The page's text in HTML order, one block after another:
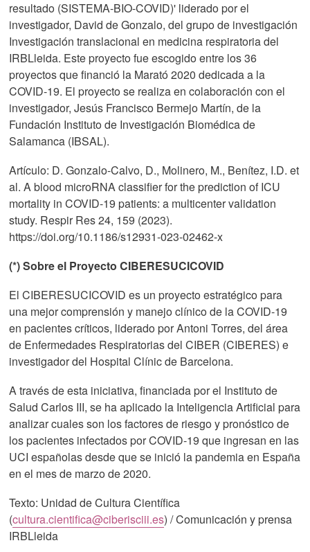
resultado (SISTEMA-BIO-COVID)' liderado por el
investigador, David de Gonzalo, del grupo de investigación
Investigación translacional en medicina respiratoria del
IRBLleida. Este proyecto fue escogido entre los 36
proyectos que financió la Marató 2020 dedicada a la
COVID-19. El proyecto se realiza en colaboración con el
investigador, Jesús Francisco Bermejo Martín, de la
Fundación Instituto de Investigación Biomédica de
Salamanca (IBSAL).
Artículo: D. Gonzalo-Calvo, D., Molinero, M., Benítez, I.D. et
al. A blood microRNA classifier for the prediction of ICU
mortality in COVID-19 patients: a multicenter validation
study. Respir Res 24, 159 (2023).
https://doi.org/10.1186/s12931-023-02462-x
(*) Sobre el Proyecto CIBERESUCICOVID
El CIBERESUCICOVID es un proyecto estratégico para
una mejor comprensión y manejo clínico de la COVID-19
en pacientes críticos, liderado por Antoni Torres, del área
de Enfermedades Respiratorias del CIBER (CIBERES) e
investigador del Hospital Clínic de Barcelona.
A través de esta iniciativa, financiada por el Instituto de
Salud Carlos III, se ha aplicado la Inteligencia Artificial para
analizar cuales son los factores de riesgo y pronóstico de
los pacientes infectados por COVID-19 que ingresan en las
UCI españolas desde que se inició la pandemia en España
en el mes de marzo de 2020.
Texto: Unidad de Cultura Científica
(cultura.cientifica@ciberisciii.es) / Comunicación y prensa
IRBLleida